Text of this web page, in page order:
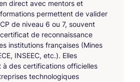
direct avec mentors et
permettent de valider
de niveau 6 ou 7, souvent
de reconnaissance
institutions françaises (Mines
INSEEC, etc.). Elles
à des certifications officielles
technologiques